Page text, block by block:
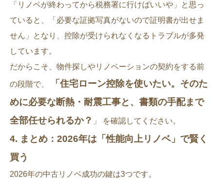
「リノベが終わってから税務署に行けばいいや」と思っ
ていると、「必要な証拠写真がないので証明書が出せま
せん」となり、控除が受けられなくなるトラブルが多発
しています。
だからこそ、物件探しやリノベーションの契約をする前
の段階で、
「住宅ローン控除を使いたい。そのた
めに必要な断熱・耐震工事と、書類の手配まで
全部任せられるか？ 」 を確認してください。
4. まとめ：2026年は「性能向上リノベ」で賢く
買う
2026年の中古リノベ成功の鍵は3つです。